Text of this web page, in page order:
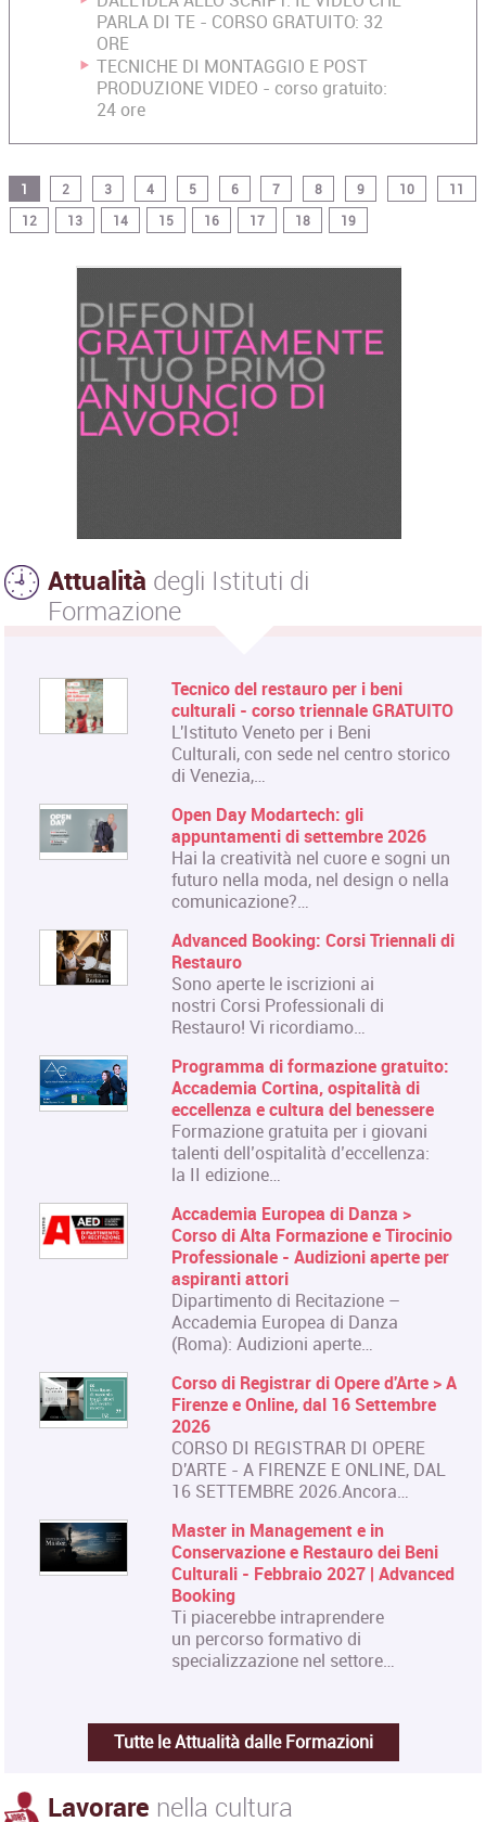
PARLA DI TE - CORSO GRATUITO: 32
ORE
TECNICHE DI MONTAGGIO E POST
PRODUZIONE VIDEO - corso gratuito:
24 ore
1 2 3 4 5 6 7 8 9 10
11
12
13 14 15 16 17 18 19
Attualità degli Istituti di
Formazione
Tecnico del restauro per i beni
culturali - corso triennale GRATUITO
L'Istituto Veneto per i Beni
Culturali, con sede nel centro storico
di Venezia,…
Open Day Modartech: gli
appuntamenti di settembre 2026
Hai la creatività nel cuore e sogni un
futuro nella moda, nel design o nella
comunicazione?…
Advanced Booking: Corsi Triennali di
Restauro
Sono aperte le iscrizioni ai
nostri Corsi Professionali di
Restauro! Vi ricordiamo…
Programma di formazione gratuito:
Accademia Cortina, ospitalità di
eccellenza e cultura del benessere
Formazione gratuita per i giovani
talenti dell’ospitalità d’eccellenza:
la II edizione…
Accademia Europea di Danza >
Corso di Alta Formazione e Tirocinio
Professionale - Audizioni aperte per
aspiranti attori
Dipartimento di Recitazione –
Accademia Europea di Danza
(Roma): Audizioni aperte…
Corso di Registrar di Opere d'Arte > A
Firenze e Online, dal 16 Settembre
2026
CORSO DI REGISTRAR DI OPERE
D'ARTE - A FIRENZE E ONLINE, DAL
16 SETTEMBRE 2026.Ancora…
Master in Management e in
Conservazione e Restauro dei Beni
Culturali - Febbraio 2027 | Advanced
Booking
Ti piacerebbe intraprendere
un percorso formativo di
specializzazione nel settore…
Tutte le Attualità dalle Formazioni
Lavorare nella cultura